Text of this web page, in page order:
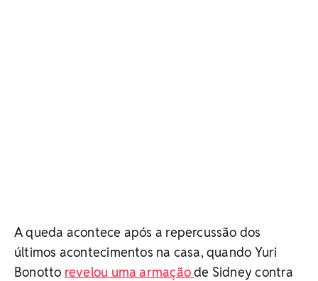
A queda acontece após a repercussão dos
últimos acontecimentos na casa, quando Yuri
Bonotto revelou uma armaçãode Sidney contra